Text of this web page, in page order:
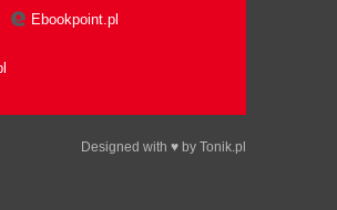
Ebookpoint.pl
Designed with ♥ by Tonik.pl